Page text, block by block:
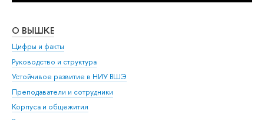
О ВЫШКЕ
Цифры и факты
Руководство и структура
Устойчивое развитие в НИУ ВШЭ
Преподаватели и сотрудники
Корпуса и общежития